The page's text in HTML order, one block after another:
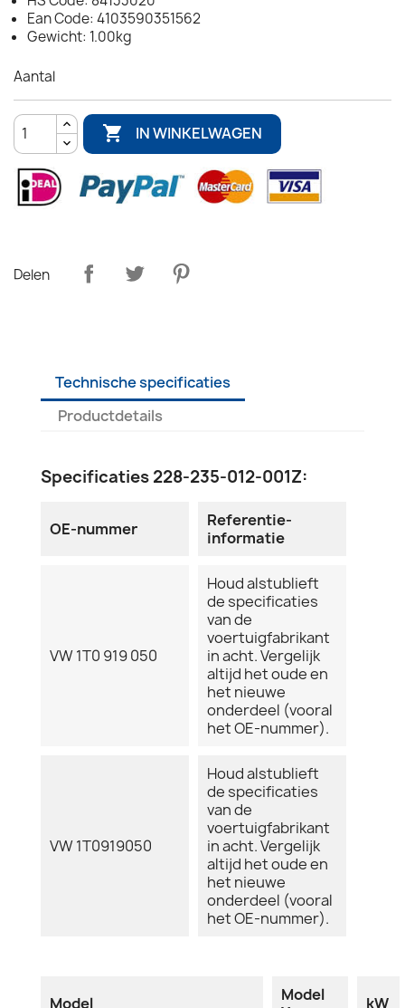
Ean Code: 4103590351562
Gewicht: 1.00kg
Aantal
 IN WINKELWAGEN
Delen
Technische specificaties
Productdetails
Specificaties 228-235-012-001Z:
OE-nummer
Referentie-
informatie
VW 1T0 919 050
Houd alstublieft
de specificaties
van de
voertuigfabrikant
in acht. Vergelijk
altijd het oude en
het nieuwe
onderdeel (vooral
het OE-nummer).
VW 1T0919050
Houd alstublieft
de specificaties
van de
voertuigfabrikant
in acht. Vergelijk
altijd het oude en
het nieuwe
onderdeel (vooral
het OE-nummer).
Model
Model
kW